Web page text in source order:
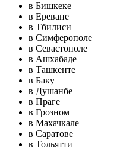
в Бишкеке
в Ереване
в Тбилиси
в Симферополе
в Севастополе
в Ашхабаде
в Ташкенте
в Баку
в Душанбе
в Праге
в Грозном
в Махачкале
в Саратове
в Тольятти